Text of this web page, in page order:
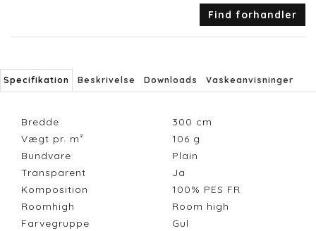
Find forhandler
Specifikation Beskrivelse Downloads Vaskeanvisninger
Bredde 300 cm
Vægt pr. m²
106 g
Bundvare
Plain
Transparent
Ja
Komposition
100% PES FR
Roomhigh
Room high
Farvegruppe
Gul